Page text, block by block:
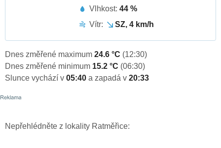
Vlhkost: 44 %
Vítr:
SZ, 4 km/h
Dnes změřené maximum 24.6 °C (12:30)
Dnes změřené minimum 15.2 °C (06:30)
Slunce vychází v 05:40 a zapadá v 20:33
Nepřehlédněte z lokality Ratměřice: